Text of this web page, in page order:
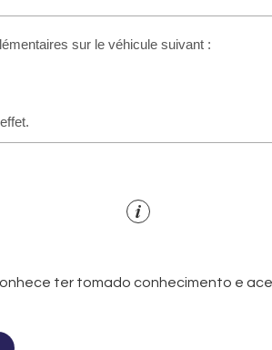
ter tomado conhecimento e